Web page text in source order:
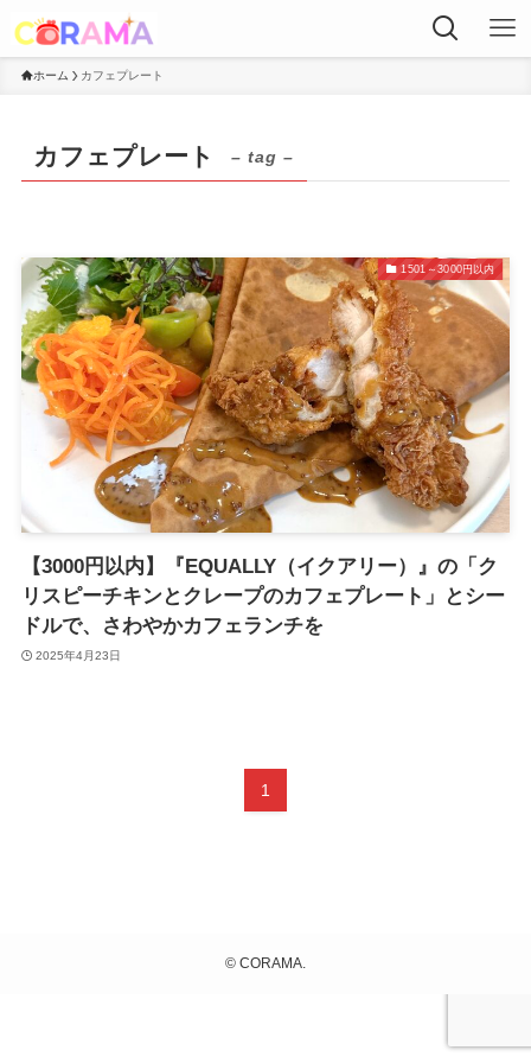
ホーム カフェプレート
カフェプレート – tag –
1501～3000円以内
【3000円以内】『EQUALLY（イクアリー）』の「ク
リスピーチキンとクレープのカフェプレート」とシー
ドルで、さわやかカフェランチを
2025年4月23日
1
© CORAMA.